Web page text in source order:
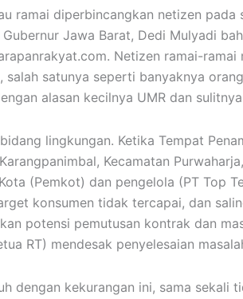
ramai diperbincangkan netizen pada
Jawa Barat, Dedi Mulyadi
Netizen ramai-
salah satunya seperti banyaknya
alasan kecilnya UMR dan
lingkungan. Ketika Tempat
Kecamatan
(Pemkot) dan pengelola (PT Top
konsumen tidak tercapai, dan
potensi pemutusan kontrak dan
RT) mendesak penyelesaian
dengan kekurangan ini, sama sekali